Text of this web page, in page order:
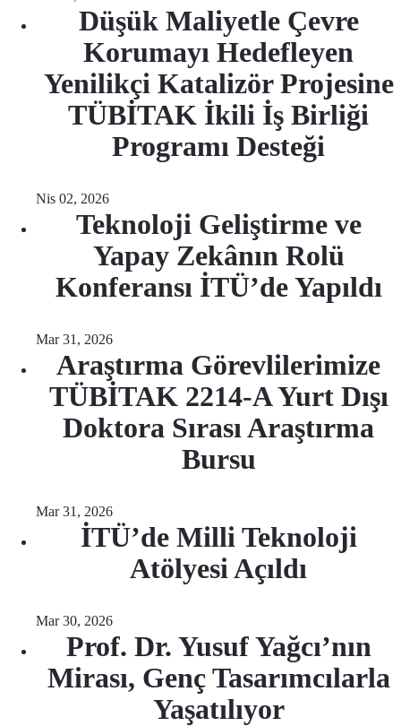
Düşük Maliyetle Çevre
Korumayı Hedefleyen
Yenilikçi Katalizör Projesine
TÜBİTAK İkili İş Birliği
Programı Desteği
Nis 02, 2026
Teknoloji Geliştirme ve
Yapay Zekânın Rolü
Konferansı İTÜ’de Yapıldı
Mar 31, 2026
Araştırma Görevlilerimize
TÜBİTAK 2214-A Yurt Dışı
Doktora Sırası Araştırma
Bursu
Mar 31, 2026
İTÜ’de Milli Teknoloji
Atölyesi Açıldı
Mar 30, 2026
Prof. Dr. Yusuf Yağcı’nın
Mirası, Genç Tasarımcılarla
Yaşatılıyor